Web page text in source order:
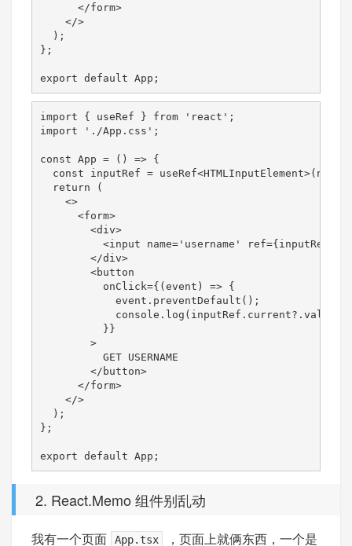
      </form>
    </>
  );
};
export default App;
import { useRef } from 'react';
import './App.css';
const App = () => {
const inputRef =
  return (
    <>
      <form>
        <div>
<input name='username' ref={inputRef} /
        </div>
        <button
          onClick={(event) => {
            event.preventDefault();
console.log(inputRef.current?.value); //
          }}
        >
          GET USERNAME
        </button>
      </form>
    </>
  );
};
export default App;
2. React.Memo 组件别乱动
我有一个页面 App.tsx
，页面上就俩东西，一个是